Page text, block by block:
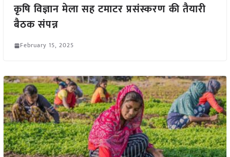
कृषि विज्ञान मेला सह टमाटर प्रसंस्करण की तैयारी
बैठक संपन्न
February 15, 2025